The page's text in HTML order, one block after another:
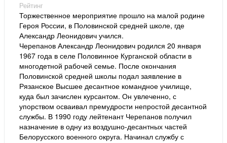
Рейтинг
Торжественное мероприятие прошло на малой родине
Героя России, в Половинской средней школе, где
Александр Леонидович учился.
Черепанов Александр Леонидович родился 20 января
1967 года в селе Половинное Курганской области в
многодетной рабочей семье. После окончания
Половинской средней школы подал заявление в
Рязанское Высшее десантное командное училище,
куда был зачислен курсантом. Он увлеченно, с
упорством осваивал премудрости непростой десантной
службы. В 1990 году лейтенант Черепанов получил
назначение в одну из воздушно-десантных частей
Белорусского военного округа. Начинал службу с